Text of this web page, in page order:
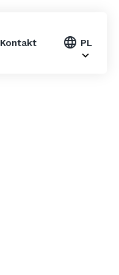
Kontakt PL